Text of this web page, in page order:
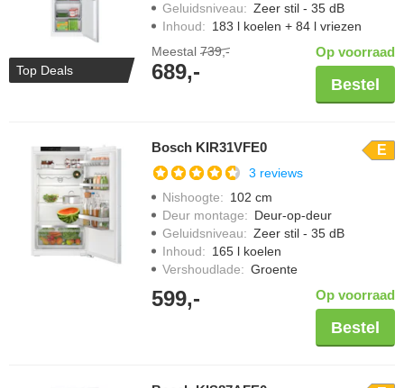
Top Deals
Geluidsniveau: Zeer stil - 35 dB
Inhoud: 183 l koelen + 84 l vriezen
Meestal 739,-
689,-
Op voorraad
Bestel
Bosch KIR31VFE0 E
3 reviews
Nishoogte: 102 cm
Deur montage: Deur-op-deur
Geluidsniveau: Zeer stil - 35 dB
Inhoud: 165 l koelen
Vershoudlade: Groente
599,- Op voorraad
Bestel